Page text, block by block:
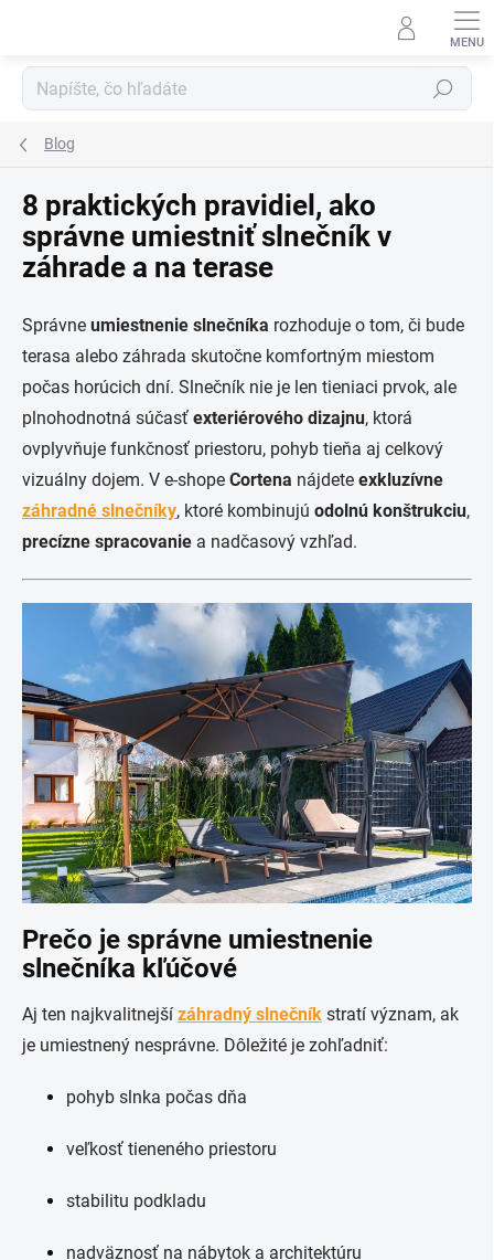
Hľadať
Blog
8 praktických pravidiel, ako
správne umiestniť slnečník v
záhrade a na terase
Správne umiestnenie slnečníka rozhoduje o tom, či bude
terasa alebo záhrada skutočne komfortným miestom
počas horúcich dní. Slnečník nie je len tieniaci prvok, ale
plnohodnotná súčasť exteriérového dizajnu, ktorá
ovplyvňuje funkčnosť priestoru, pohyb tieňa aj celkový
vizuálny dojem. V e-shope Cortena nájdete exkluzívne
záhradné slnečníky, ktoré kombinujú odolnú konštrukciu,
precízne spracovanie a nadčasový vzhľad.
Prečo je správne umiestnenie
slnečníka kľúčové
Aj ten najkvalitnejší záhradný slnečník stratí význam, ak
je umiestnený nesprávne. Dôležité je zohľadniť:
pohyb slnka počas dňa
veľkosť tieneného priestoru
stabilitu podkladu
nadväznosť na nábytok a architektúru